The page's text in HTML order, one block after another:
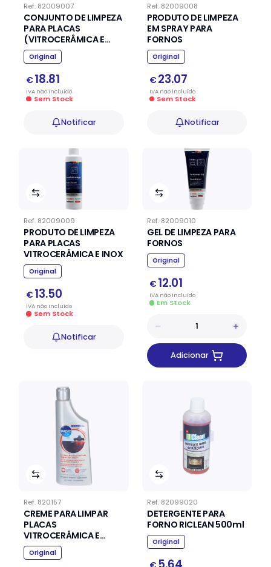
Ref. 82009007
CONJUNTO DE LIMPEZA
PARA PLACAS
(VITROCERÂMICA E
INDUÇÃO)
Original
€ 18.81
IVA nãoincluído
Sem Stock
Notificar
Ref. 82009008
PRODUTO DE LIMPEZA
EM SPRAY PARA
FORNOS
Original
€ 23.07
IVA nãoincluído
Sem Stock
Notificar
Ref. 82009009
PRODUTO DE LIMPEZA
PARA PLACAS
VITROCERÂMICA E INOX
Original
€ 13.50
IVA nãoincluído
Sem Stock
Notificar
Ref. 82009010
GEL DE LIMPEZA PARA
FORNOS
Original
€ 12.01
IVA nãoincluído
Em Stock
Adicionar
Ref. 820157
CREME PARA LIMPAR
PLACAS
VITROCERÂMICA E
INDUÇÃO
Original
Ref. 82099020
DETERGENTE PARA
FORNO RICLEAN 500ml
Original